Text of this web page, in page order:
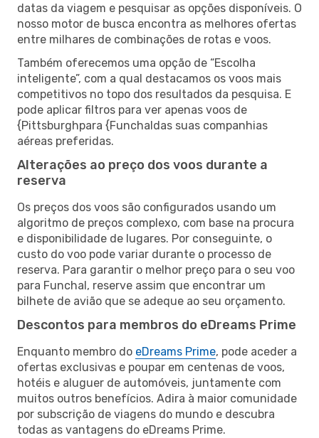
datas da viagem e pesquisar as opções disponíveis. O
nosso motor de busca encontra as melhores ofertas
entre milhares de combinações de rotas e voos.
Também oferecemos uma opção de “Escolha
inteligente”, com a qual destacamos os voos mais
competitivos no topo dos resultados da pesquisa. E
pode aplicar filtros para ver apenas voos de
{Pittsburghpara {Funchaldas suas companhias
aéreas preferidas.
Alterações ao preço dos voos durante a
reserva
Os preços dos voos são configurados usando um
algoritmo de preços complexo, com base na procura
e disponibilidade de lugares. Por conseguinte, o
custo do voo pode variar durante o processo de
reserva. Para garantir o melhor preço para o seu voo
para Funchal, reserve assim que encontrar um
bilhete de avião que se adeque ao seu orçamento.
Descontos para membros do eDreams Prime
Enquanto membro do eDreams Prime, pode aceder a
ofertas exclusivas e poupar em centenas de voos,
hotéis e aluguer de automóveis, juntamente com
muitos outros benefícios. Adira à maior comunidade
por subscrição de viagens do mundo e descubra
todas as vantagens do eDreams Prime.